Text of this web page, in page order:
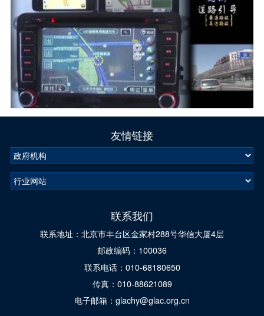
友情链接
联系我们
联系地址：北京市丰台区金家村288号华信大厦4层
邮政编码：100036
联系电话：010-68180650
传真：010-88621089
电子邮箱：glachy@glac.org.cn